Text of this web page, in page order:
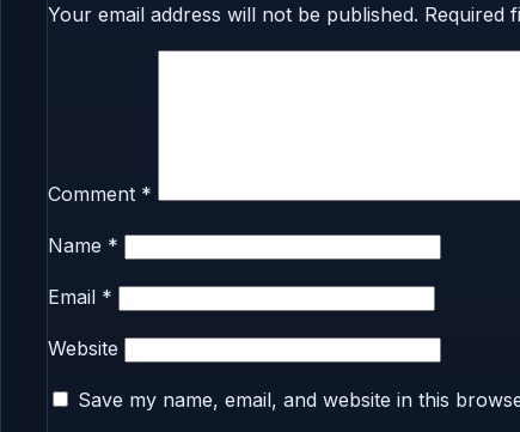
Your email address will not be published. Required
Comment *
Name *
Email *
Website
Save my name, email, and website in this